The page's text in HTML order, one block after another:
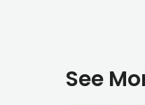
See